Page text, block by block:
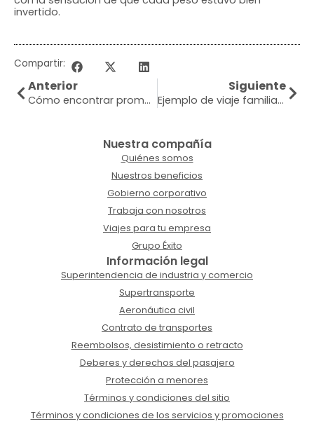
invertido.
Compartir:
Anterior
Cómo encontrar promociones de viajes de verdad
Siguiente
Ejemplo de viaje familiar organizado real
Nuestra compañía
Quiénes somos
Nuestros beneficios
Gobierno corporativo
Trabaja con nosotros
Viajes para tu empresa
Grupo Éxito
Información legal
Superintendencia de industria y comercio
Supertransporte
Aeronáutica civil
Contrato de transportes
Reembolsos, desistimiento o retracto
Deberes y derechos del pasajero
Protección a menores
Términos y condiciones del sitio
Términos y condiciones de los servicios y promociones